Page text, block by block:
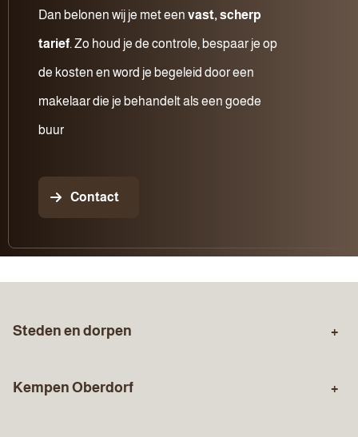
Dan belonen wij je met een vast, scherp
tarief. Zo houd je de controle, bespaar je op
de kosten en word je begeleid door een
makelaar die je behandelt als een goede
buur
Contact
Steden en dorpen
Kempen Oberdorf